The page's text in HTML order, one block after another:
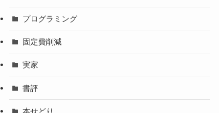
プログラミング
固定費削減
実家
書評
本せどり